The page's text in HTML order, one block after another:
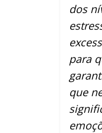
dos
para
que